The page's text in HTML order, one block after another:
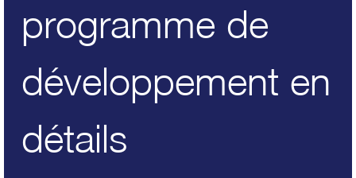
programme de
développement en
détails